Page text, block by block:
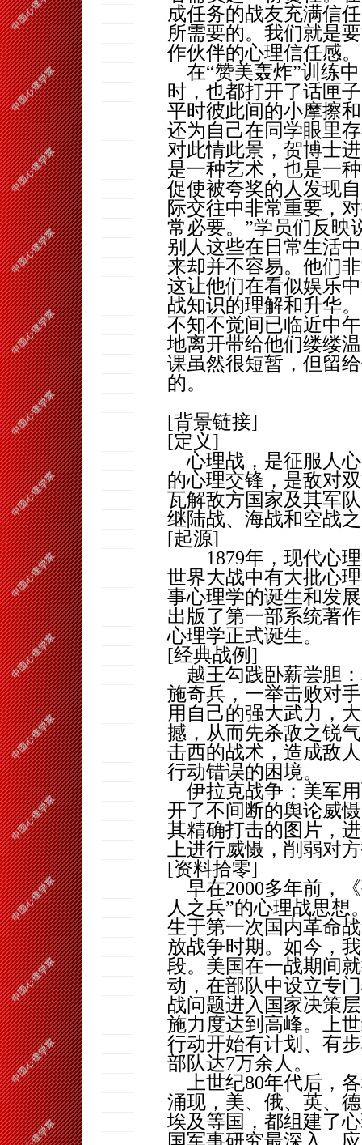
成任务的战友充满信
所需要的。我们就是
作伙伴的心理信任感。
在“赞美轰炸”训练
时，也都打开了话匣
平时彼此间的小摩擦
还为自己在同学眼里
对此情此景， 贺博士
是一种艺术，也是一
促使被夸奖的人发现
际交往中非常重要，
常必要。”学员们反映
别人这些在日常生活
来却并不容易。他们
这让他们在看似娱乐
战知识的理解和升华。
不知不觉间已临近中
地离开带给他们缕缕
课虽然很短暂，但留
的。
[背景链接]
[定义]
心理战，是征服人
的心理交锋，是敌对
瓦解敌方国家及其军
继陆战、海战和空战
[起源]
1879年，现代心
世界大战中有大批心
事心理学的诞生和发
出版了第一部系统著
心理学正式诞生。
[经典战例 ]
越王勾践卧薪尝胆
施奇兵，一举击败对
用自己的强大武力，
撼，从而先杀敌之锐
击西的战术，造成敌
行动错误的困境。
伊拉克战争：美军
开了不间断的舆论威
其精确打击的图片，
上进行威慑，削弱对
[资料拾零]
早在2000多年前，
人之兵”的心理战思
生于第一次国内革命
放战争时期。如今，
段。美国在一战期间
动，在部队中设立专
战问题进入国家决策
施力度达到高峰。上
行动开始有计划、有
部队达7万余人。
上世纪80年代后，
涌现，美、俄、英、
埃及等国，都组建了